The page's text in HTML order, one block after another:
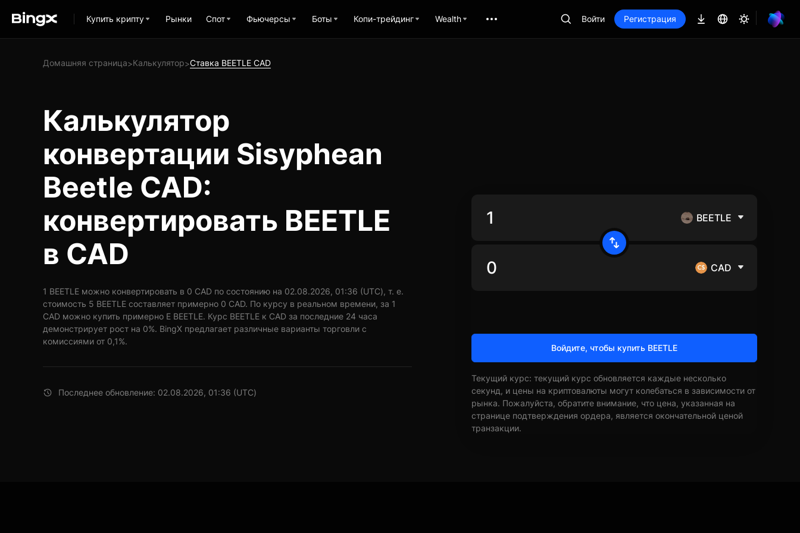
Купить крипту Рынки Спот Фьючерсы Боты Копи-трейдинг Wealth Войти Регистрация
Домашняя страница>Калькулятор>Ставка BEETLE CAD
Калькулятор
конвертации Sisyphean
Beetle CAD:
конвертировать BEETLE
в CAD
1 BEETLE можно конвертировать в 0 CAD по состоянию на 02.08.2026, 01:36 (UTC), т. е.
стоимость 5 BEETLE составляет примерно 0 CAD. По курсу в реальном времени, за 1
CAD можно купить примерно E BEETLE. Курс BEETLE к CAD за последние 24 часа
демонстрирует рост на 0%. BingX предлагает различные варианты торговли с
комиссиями от 0,1%.
Последнее обновление: 02.08.2026, 01:36 (UTC)
BEETLE
CAD
Войдите, чтобы купить BEETLE
Текущий курс: текущий курс обновляется каждые несколько
секунд, и цены на криптовалюты могут колебаться в зависимости от
рынка. Пожалуйста, обратите внимание, что цена, указанная на
странице подтверждения ордера, является окончательной ценой
транзакции.